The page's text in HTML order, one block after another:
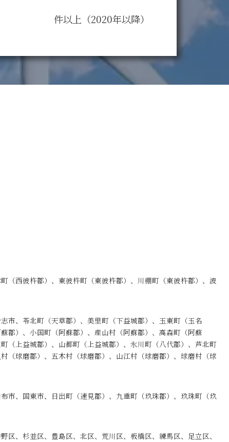
件以上（2020年以降）
（西彼杵郡）、東彼杵町（東彼杵郡）、川棚町（東彼杵郡）、波
市、苓北町（天草郡）、美里町（下益城郡）、玉東町（玉名
郡）、小国町（阿蘇郡）、産山村（阿蘇郡）、高森町（阿蘇
（上益城郡）、山都町（上益城郡）、氷川町（八代郡）、芦北町
（球磨郡）、五木村（球磨郡）、山江村（球磨郡）、球磨村（球
市、国東市、日出町（速見郡）、九重町（玖珠郡）、玖珠町（玖
、杉並区、豊島区、北区、荒川区、板橋区、練馬区、足立区、